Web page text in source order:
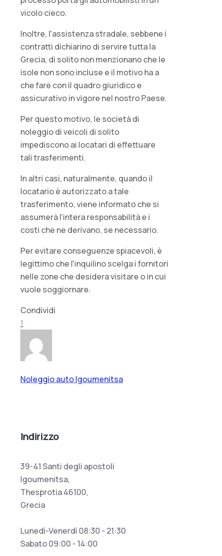
vicolo cieco.
Inoltre, l'assistenza stradale, sebbene i
contratti dichiarino di servire tutta la
Grecia, di solito non menzionano che le
isole non sono incluse e il motivo ha a
che fare con il quadro giuridico e
assicurativo in vigore nel nostro Paese.
Per questo motivo, le società di
noleggio di veicoli di solito
impediscono ai locatari di effettuare
tali trasferimenti.
In altri casi, naturalmente, quando il
locatario è autorizzato a tale
trasferimento, viene informato che si
assumerà l'intera responsabilità e i
costi che ne derivano, se necessario.
Per evitare conseguenze spiacevoli, è
legittimo che l'inquilino scelga i fornitori
nelle zone che desidera visitare o in cui
vuole soggiornare.
Condividi
1
Noleggio auto Igoumenitsa
Indirizzo
39-41 Santi degli apostoli
Igoumenitsa,
Thesprotia 46100,
Grecia
Lunedì-Venerdì 08:30 - 21:30
Sabato 09:00 - 14:00